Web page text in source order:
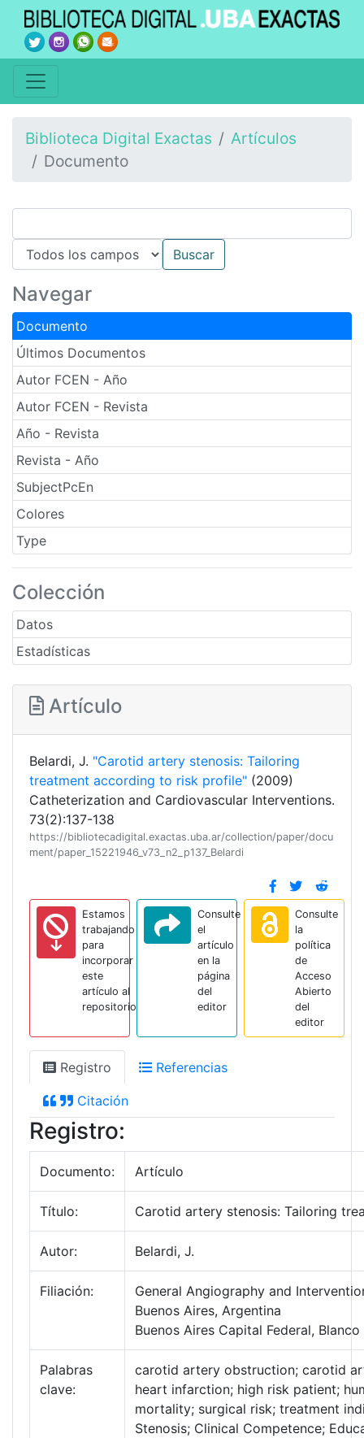
Biblioteca Digital Exactas
Artículos
Documento
Navegar
Documento
Últimos Documentos
Autor FCEN - Año
Autor FCEN - Revista
Año - Revista
Revista - Año
SubjectPcEn
Colores
Type
Colección
Datos
Estadísticas
Artículo
Belardi, J. "Carotid artery stenosis: Tailoring
treatment according to risk profile" (2009)
Catheterization and Cardiovascular Interventions.
73(2):137-138
https://bibliotecadigital.exactas.uba.ar/collection/paper/docu
ment/paper_15221946_v73_n2_p137_Belardi
Estamos
trabajando
para
incorporar
este
artículo al
repositorio
Consulte
el
artículo
en la
página
del
editor
Consulte
la
política
de
Acceso
Abierto
del
editor
Registro Referencias
Citación
Registro:
Documento: Artículo
Título: Carotid artery stenosis: Tailoring
Autor: Belardi, J.
Filiación:
General Angiography and
Buenos Aires, Argentina
Buenos Aires Capital Federal,
Palabras
clave:
carotid artery obstruction; carotid
heart infarction; high risk patient;
mortality; surgical risk; treatment
Stenosis; Clinical Competence;